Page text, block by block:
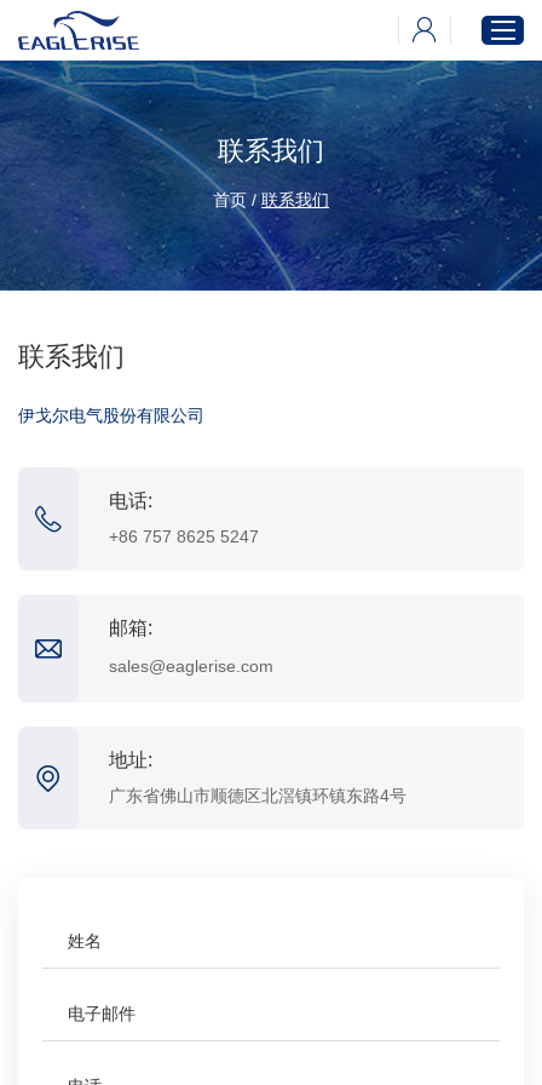
首页
产品中心
新闻中心
下载中心
联系我们
首页 / 联系我们
联系我们
伊戈尔电气股份有限公司
电话:
+86 757 8625 5247
邮箱:
sales@eaglerise.com
地址:
广东省佛山市顺德区北滘镇环镇东路4号